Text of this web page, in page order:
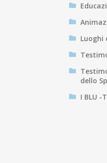
Luoghi
dello
I BLU -